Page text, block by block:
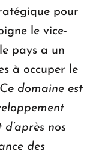
pour
le vice-
pays a un
à occuper le
Ce domaine est
nos
des